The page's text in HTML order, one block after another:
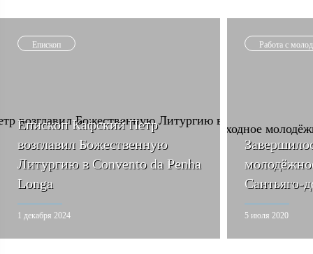
Епископ
Епископ Кафский Петр
возглавил Божественную
Литургию в Convento da Penha
Longa
1 декабря 2024
Работа с
Сантьяго-
5 июля 2020